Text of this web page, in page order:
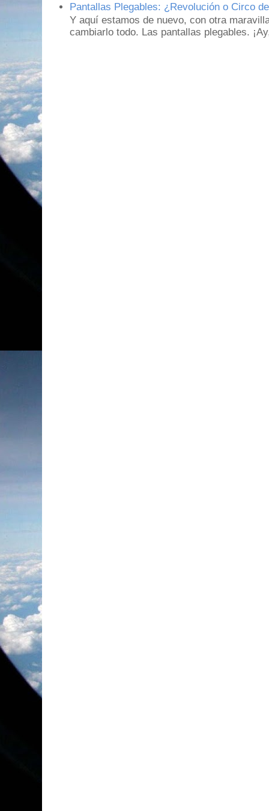
Pantallas Plegables: ¿Revolución o Circo
Y aquí estamos de nuevo, con otra
cambiarlo todo. Las pantallas plegables.